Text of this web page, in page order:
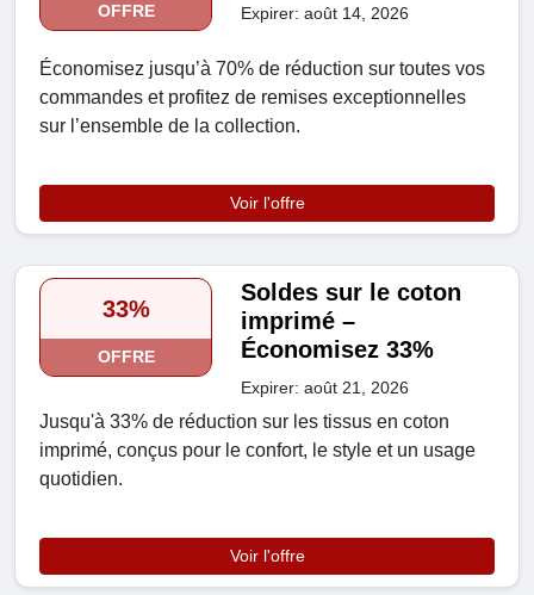
OFFRE Expirer: août 14, 2026
Économisez jusqu’à 70% de réduction sur toutes vos
commandes et profitez de remises exceptionnelles
sur l’ensemble de la collection.
Voir l'offre
33%
OFFRE
Soldes sur le coton
imprimé –
Économisez 33%
Expirer: août 21, 2026
Jusqu'à 33% de réduction sur les tissus en coton
imprimé, conçus pour le confort, le style et un usage
quotidien.
Voir l'offre